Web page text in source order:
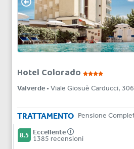
Hotel Colorado
Valverde • Viale Giosuè Carducci, 306
TRATTAMENTO
8.5 Eccellente
1385 recensioni